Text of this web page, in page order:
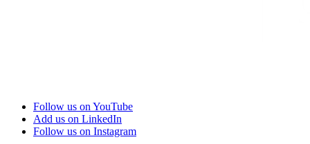
Follow us on YouTube
Add us on LinkedIn
Follow us on Instagram